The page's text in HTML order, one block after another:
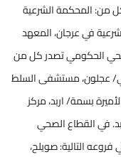
من: المحكمة الشرعية
في عرجان، المعهد
الحكومي تصدر كل من
عجلون، مستشفى السلط
بسمة/ اربد، مركز
في القطاع الصحي
التالية: صويلح،